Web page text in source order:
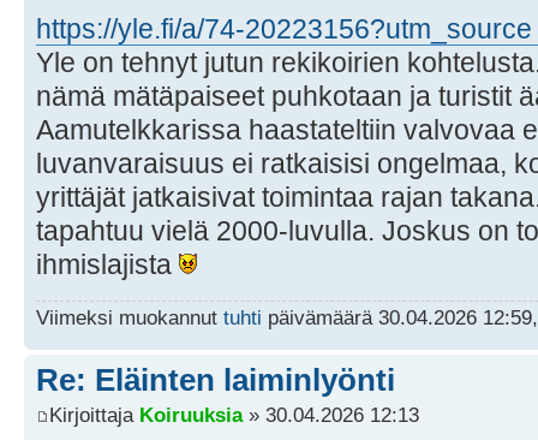
https://yle.fi/a/74-
Yle on tehnyt jutun rekikoirien
nämä mätäpaiseet puhkotaan ja turistit
Aamutelkkarissa haastateltiin valvovaa
luvanvaraisuus ei ratkaisisi ongelmaa,
yrittäjät jatkaisivat toimintaa rajan
tapahtuu vielä 2000-luvulla. Joskus on
ihmislajista
Viimeksi muokannut tuhti päivämäärä 30.04.2026
Re: Eläinten laiminlyönti
Kirjoittaja Koiruuksia» 30.04.2026 12:13